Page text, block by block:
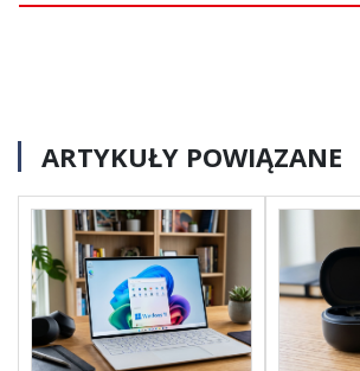
ARTYKUŁY POWIĄZANE